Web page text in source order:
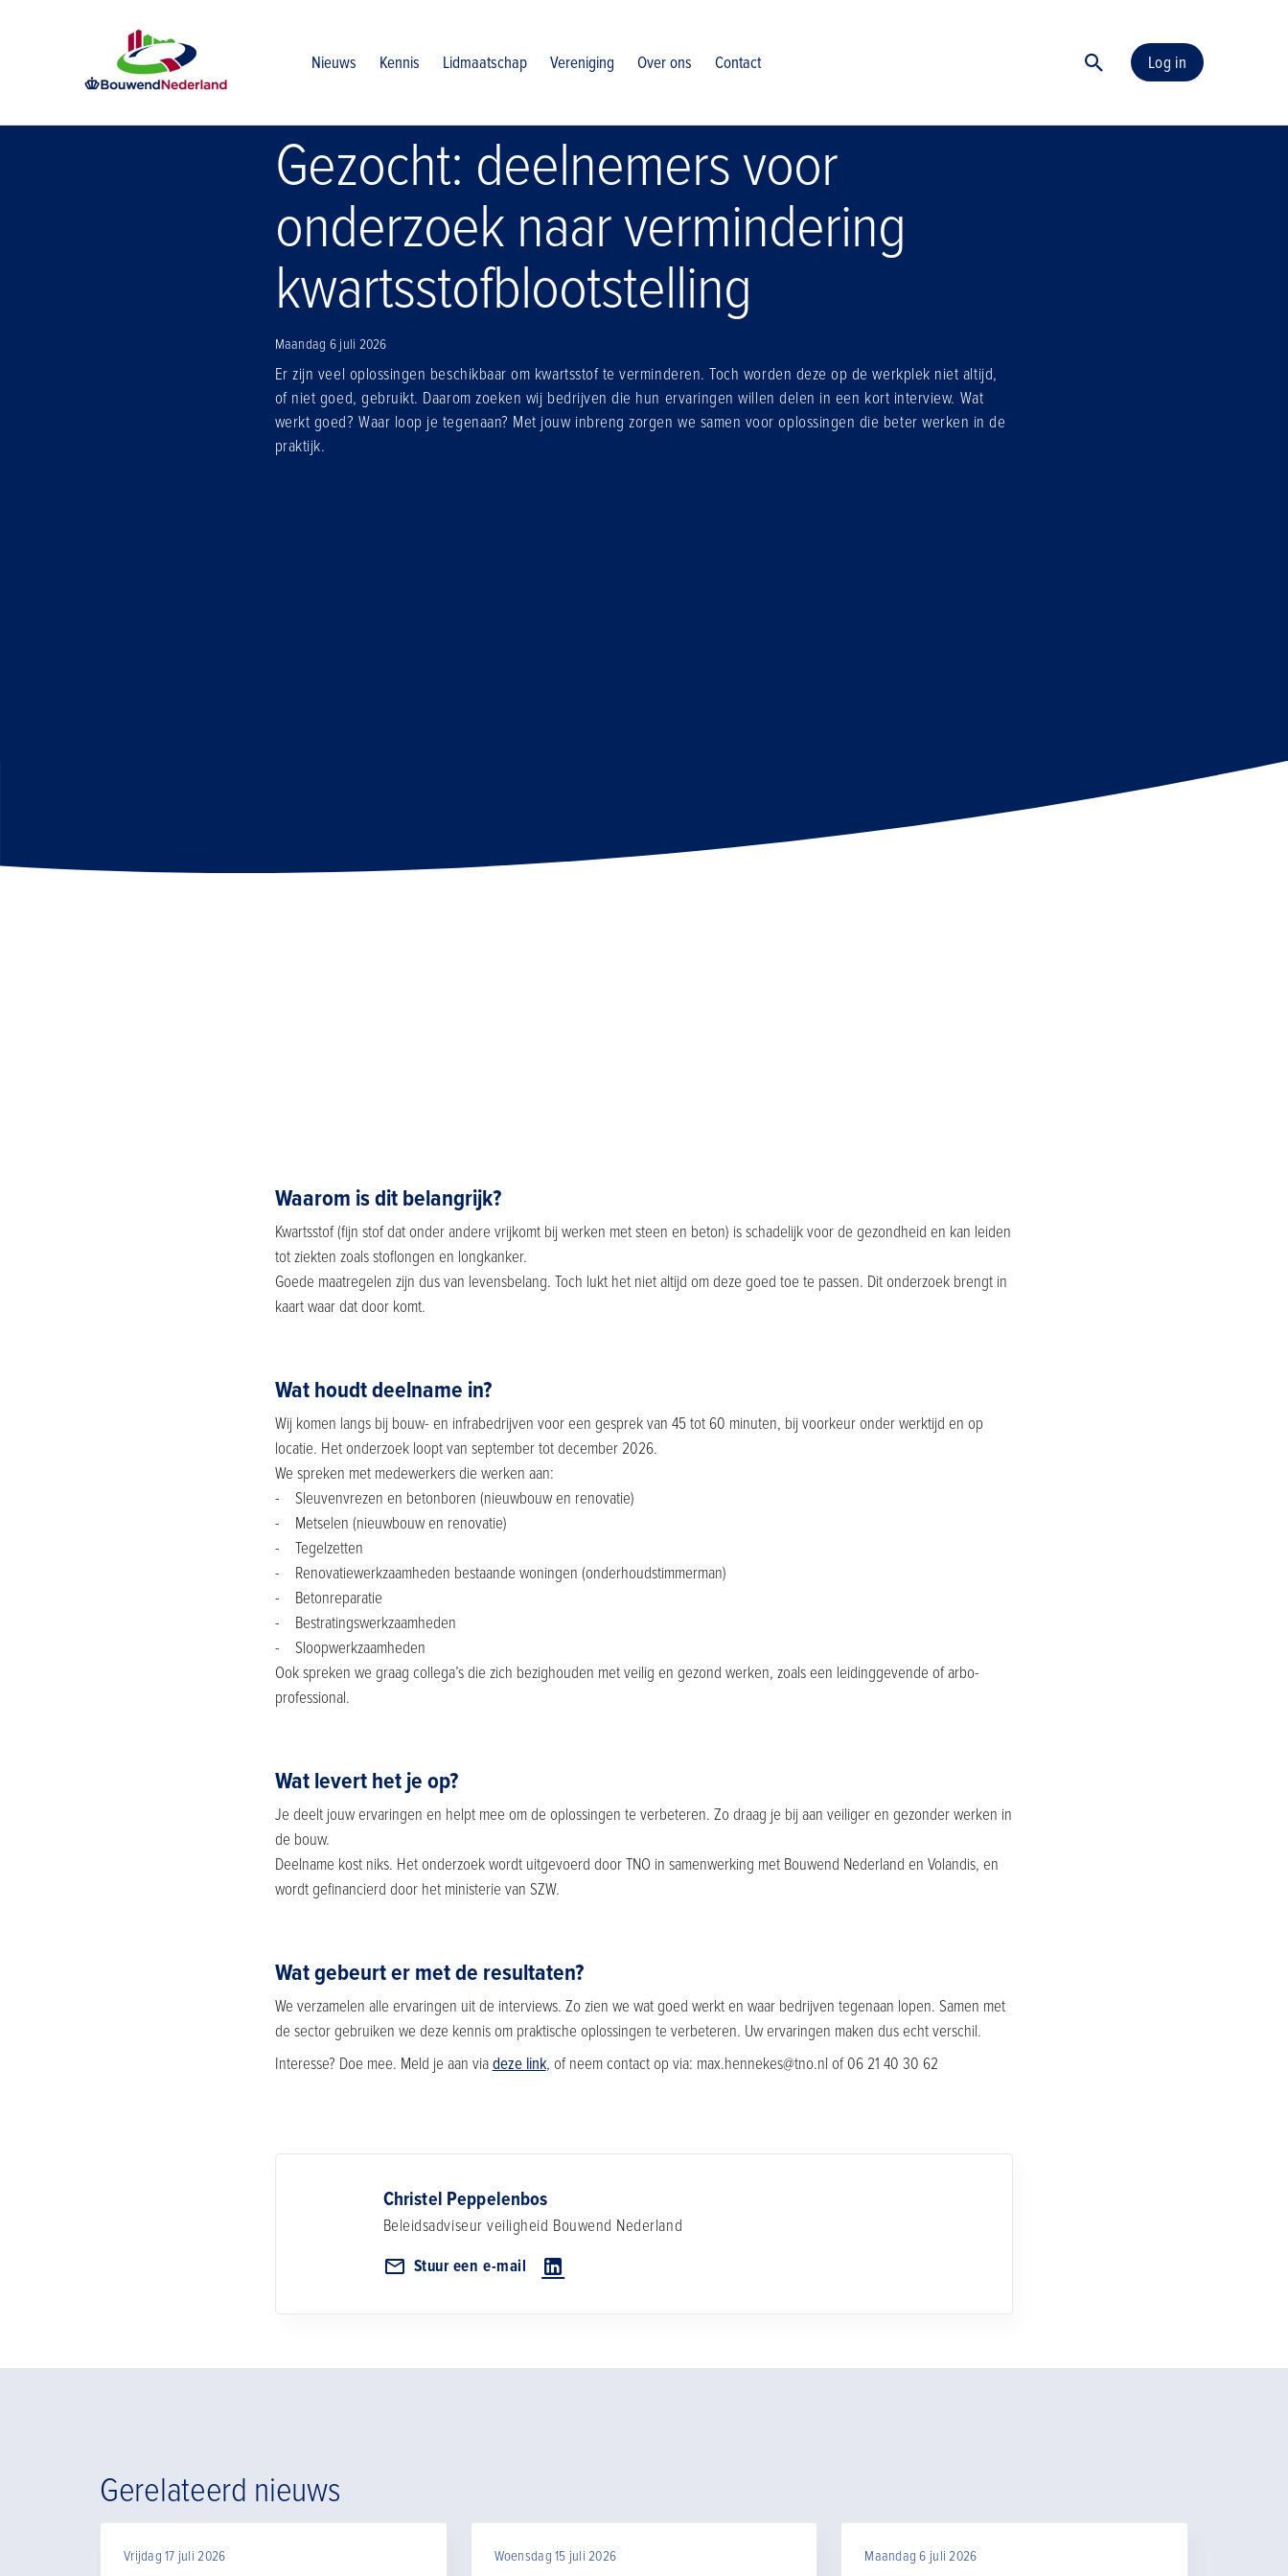
Nieuws Kennis Lidmaatschap Vereniging Over ons Contact Log in
Nieuws
Gezocht: deelnemers voor
onderzoek naar vermindering
kwartsstofblootstelling
Maandag 6 juli 2026
Er zijn veel oplossingen beschikbaar om kwartsstof te verminderen. Toch worden deze op de werkplek niet altijd,
of niet goed, gebruikt. Daarom zoeken wij bedrijven die hun ervaringen willen delen in een kort interview. Wat
werkt goed? Waar loop je tegenaan? Met jouw inbreng zorgen we samen voor oplossingen die beter werken in de
praktijk.
Waarom is dit belangrijk?
Kwartsstof (fijn stof dat onder andere vrijkomt bij werken met steen en beton) is schadelijk voor de gezondheid en kan leiden
tot ziekten zoals stoflongen en longkanker.
Goede maatregelen zijn dus van levensbelang. Toch lukt het niet altijd om deze goed toe te passen. Dit onderzoek brengt in
kaart waar dat door komt.
Wat houdt deelname in?
Wij komen langs bij bouw- en infrabedrijven voor een gesprek van 45 tot 60 minuten, bij voorkeur onder werktijd en op
locatie. Het onderzoek loopt van september tot december 2026.
We spreken met medewerkers die werken aan:
- Sleuvenvrezen en betonboren (nieuwbouw en renovatie)
- Metselen (nieuwbouw en renovatie)
- Tegelzetten
- Renovatiewerkzaamheden bestaande woningen (onderhoudstimmerman)
- Betonreparatie
- Bestratingswerkzaamheden
- Sloopwerkzaamheden
Ook spreken we graag collega’s die zich bezighouden met veilig en gezond werken, zoals een leidinggevende of arbo-
professional.
Wat levert het je op?
Je deelt jouw ervaringen en helpt mee om de oplossingen te verbeteren. Zo draag je bij aan veiliger en gezonder werken in
de bouw.
Deelname kost niks. Het onderzoek wordt uitgevoerd door TNO in samenwerking met Bouwend Nederland en Volandis, en
wordt gefinancierd door het ministerie van SZW.
Wat gebeurt er met de resultaten?
We verzamelen alle ervaringen uit de interviews. Zo zien we wat goed werkt en waar bedrijven tegenaan lopen. Samen met
de sector gebruiken we deze kennis om praktische oplossingen te verbeteren. Uw ervaringen maken dus echt verschil.
Interesse? Doe mee. Meld je aan viadeze link, of neem contact op via: max.hennekes@tno.nl of 06 21 40 30 62
Christel Peppelenbos
Beleidsadviseur veiligheid Bouwend Nederland
Stuur een e-mail
Gerelateerd nieuws
Vrijdag 17 juli 2026 Woensdag 15 juli 2026 Maandag 6 juli 2026